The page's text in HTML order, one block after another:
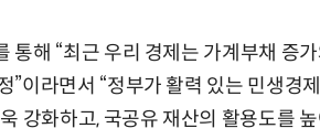
통해 “최근 우리 경제는 가계부채 증
”이라면서 “정부가 활력 있는 민생경
강화하고, 국공유 재산의 활용도를